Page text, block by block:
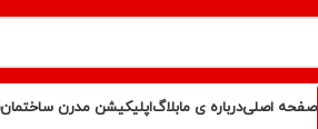
صفحه اصلیدرباره ی مابلاگاپلیکیشن مدرن ساختمان